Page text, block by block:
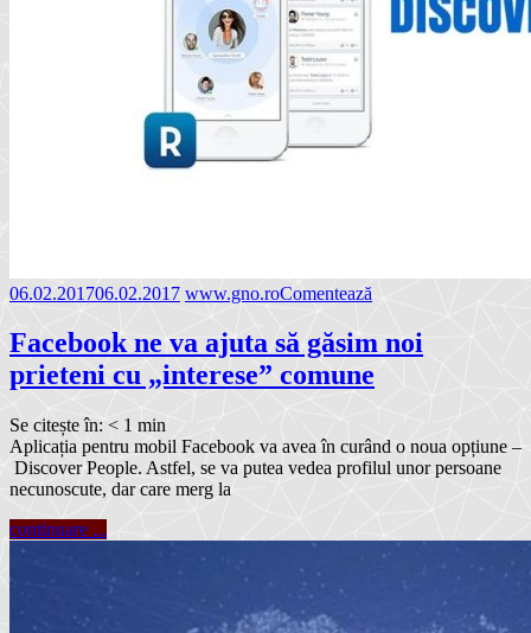
06.02.201706.02.2017 www.gno.roComentează
Facebook ne va ajuta să găsim noi
prieteni cu „interese” comune
Se citește în: < 1 min
Aplicația pentru mobil Facebook va avea în curând o noua opțiune –
Discover People. Astfel, se va putea vedea profilul unor persoane
necunoscute, dar care merg la
continuare ...